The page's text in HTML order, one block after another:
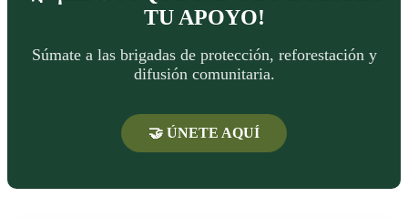
TU APOYO!
Súmate a las brigadas de protección, reforestación y
difusión comunitaria.
🤝 ÚNETE AQUÍ